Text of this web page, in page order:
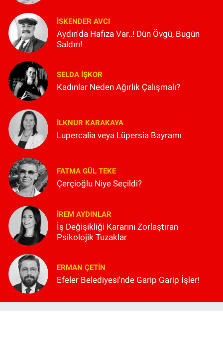
İSKENDER AVCI
Aydın'da Hafıza Var..! Dün Övgü, Bugün
Saldırı!
SELDA İŞKOR
Kadınlar Neden Ağırlık Çalışmalı?
İLKNUR KARAKAYA
Lupercalia veya Lüpersia Bayramı
FATMA GÜL TEKE
Çerçioğlu Niye Seçildi?
İREM AYDINLAR
İş Değişikliği Kararını Zorlaştıran
Psikolojik Tuzaklar
ERMAN ÇETIN
Efeler Belediyesi'nde Garip Garip İşler!